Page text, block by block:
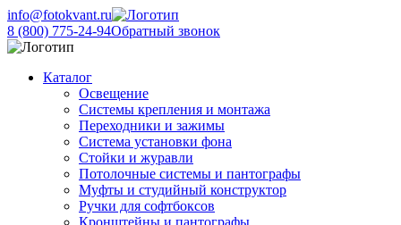
info@fotokvant.ru
8 (800) 775-24-94Обратный звонок
Каталог
Освещение
Системы крепления и монтажа
Переходники и зажимы
Система установки фона
Стойки и журавли
Потолочные системы и пантографы
Муфты и студийный конструктор
Ручки для софтбоксов
Кронштейны и пантографы